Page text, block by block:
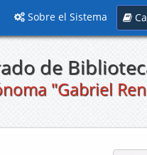
Sobre el Sistema
de
"Gabriel